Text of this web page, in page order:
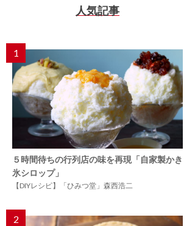
人気記事
1
５時間待ちの行列店の味を再現「自家製かき
氷シロップ」
【DIYレシピ】「ひみつ堂」森西浩二
2